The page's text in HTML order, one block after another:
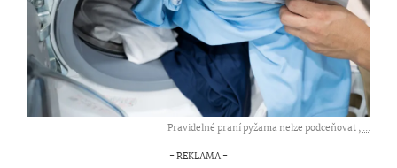
Pravidelné praní pyžama nelze podceňovat ,...